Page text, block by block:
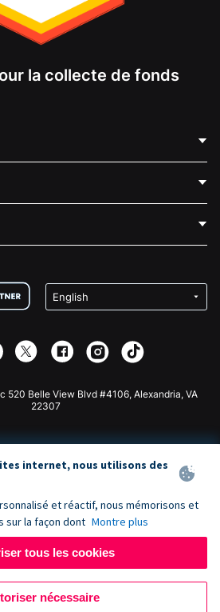
la collecte de fonds
520 Belle View Blvd #4106, Alexandria, VA
22307
internet, nous utilisons des
et réactif, nous mémorisons et
sur la façon dont Montre plus
tous les cookies
nécessaire